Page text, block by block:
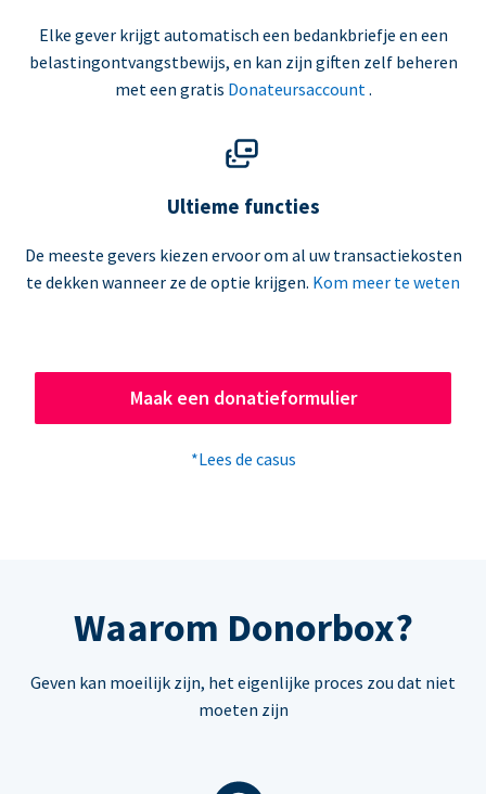
Elke gever krijgt automatisch een bedankbriefje en een
belastingontvangstbewijs, en kan zijn giften zelf beheren
met een gratis Donateursaccount .
Ultieme functies
De meeste gevers kiezen ervoor om al uw transactiekosten
te dekken wanneer ze de optie krijgen. Kom meer te weten
Maak een donatieformulier
*Lees de casus
Waarom Donorbox?
Geven kan moeilijk zijn, het eigenlijke proces zou dat niet
moeten zijn